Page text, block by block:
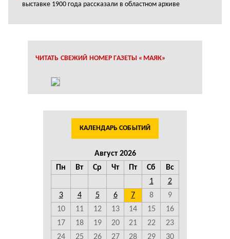
выставке 1900 года рассказали в областном архиве
ЧИТАТЬ СВЕЖИЙ НОМЕР ГАЗЕТЫ «МАЯК»
КАЛЕНДАРЬ СОБЫТИЙ
Август 2026
Пн
Вт Ср Чт Пт Сб
Вс
1
2
3
4 5 6 7 8
9
10
11 12 13 14 15
16
17
18 19 20 21 22
23
24
25 26 27 28 29 30